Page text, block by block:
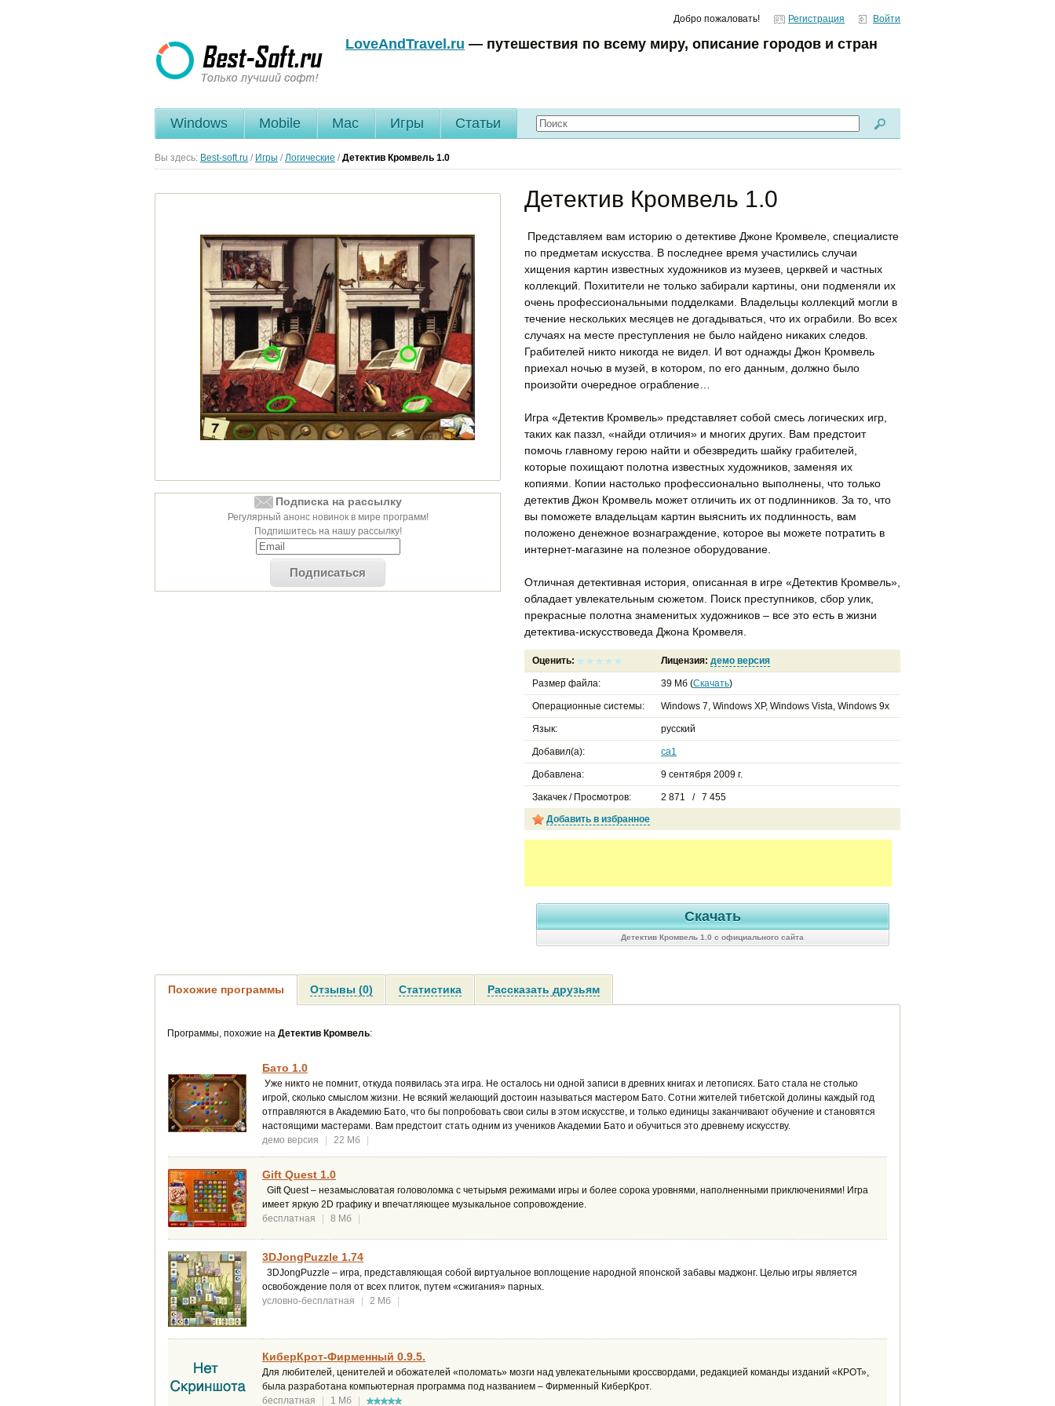
Добро пожаловать! Регистрация Войти
LoveAndTravel.ru — путешествия по всему миру, описание городов и стран
Windows Mobile Mac Игры Статьи
Вы здесь: Best-soft.ru / Игры / Логические / Детектив Кромвель 1.0
Подписка на рассылку
Регулярный анонс новинок в мире программ!
Подпишитесь на нашу рассылку!
Подписаться
Детектив Кромвель 1.0
Представляем вам историю о детективе Джоне Кромвеле, специалисте
по предметам искусства. В последнее время участились случаи
хищения картин известных художников из музеев, церквей и частных
коллекций. Похитители не только забирали картины, они подменяли их
очень профессиональными подделками. Владельцы коллекций могли в
течение нескольких месяцев не догадываться, что их ограбили. Во всех
случаях на месте преступления не было найдено никаких следов.
Грабителей никто никогда не видел. И вот однажды Джон Кромвель
приехал ночью в музей, в котором, по его данным, должно было
произойти очередное ограбление…
Игра «Детектив Кромвель» представляет собой смесь логических игр,
таких как паззл, «найди отличия» и многих других. Вам предстоит
помочь главному герою найти и обезвредить шайку грабителей,
которые похищают полотна известных художников, заменяя их
копиями. Копии настолько профессионально выполнены, что только
детектив Джон Кромвель может отличить их от подлинников. За то, что
вы поможете владельцам картин выяснить их подлинность, вам
положено денежное вознаграждение, которое вы можете потратить в
интернет-магазине на полезное оборудование.
Отличная детективная история, описанная в игре «Детектив Кромвель»,
обладает увлекательным сюжетом. Поиск преступников, сбор улик,
прекрасные полотна знаменитых художников – все это есть в жизни
детектива-искусствоведа Джона Кромвеля.
Оценить: Лицензия: демо версия
Размер файла: 39 Мб (Скачать)
Операционные системы: Windows 7, Windows XP, Windows Vista, Windows 9x
Язык: русский
Добавил(а): ca1
Добавлена: 9 сентября 2009 г.
Закачек / Просмотров:
2 871 / 7 455
Добавить в избранное
Скачать
Детектив Кромвель 1.0 с официального сайта
Похожие программы Отзывы (0) Статистика Рассказать друзьям
Программы, похожие на Детектив Кромвель:
Бато 1.0
Уже никто не помнит, откуда появилась эта игра. Не осталось ни одной записи в древних книгах и летописях. Бато стала не столько
игрой, сколько смыслом жизни. Не всякий желающий достоин называться мастером Бато. Сотни жителей тибетской долины каждый год
отправляются в Академию Бато, что бы попробовать свои силы в этом искусстве, и только единицы заканчивают обучение и становятся
настоящими мастерами. Вам предстоит стать одним из учеников Академии Бато и обучиться это древнему искусству.
демо версия
| 22 Мб |
Gift Quest 1.0
Gift Quest – незамысловатая головоломка с четырьмя режимами игры и более сорока уровнями, наполненными приключениями! Игра
имеет яркую 2D графику и впечатляющее музыкальное сопровождение.
бесплатная
| 8 Мб |
3DJongPuzzle 1.74
3DJongPuzzle – игра, представляющая собой виртуальное воплощение народной японской забавы маджонг. Целью игры является
освобождение поля от всех плиток, путем «сжигания» парных.
условно-бесплатная
| 2 Мб |
КиберКрот-Фирменный 0.9.5.
Для любителей, ценителей и обожателей «поломать» мозги над увлекательными кроссвордами, редакцией команды изданий «КРОТ»,
была разработана компьютерная программа под названием – Фирменный КиберКрот.
бесплатная
| 1 Мб |